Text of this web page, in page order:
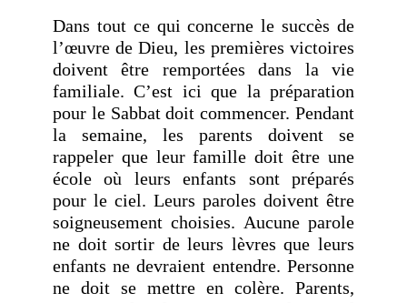
Dans tout ce qui concerne le succès de
l’œuvre de Dieu, les premières victoires
doivent être remportées dans la vie
familiale. C’est ici que la préparation
pour le Sabbat doit commencer. Pendant
la semaine, les parents doivent se
rappeler que leur famille doit être une
école où leurs enfants sont préparés
pour le ciel. Leurs paroles doivent être
soigneusement choisies. Aucune parole
ne doit sortir de leurs lèvres que leurs
enfants ne devraient entendre. Personne
ne doit se mettre en colère. Parents,